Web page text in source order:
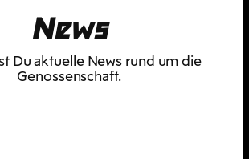
News
Du aktuelle News rund um die
Genossenschaft.